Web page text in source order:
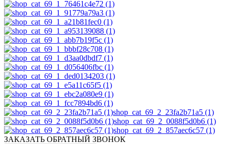
shop_cat_69_2_23fa2b71a5 (1)
shop_cat_69_2_0088f5d0b6 (1)
shop_cat_69_2_857aec6c57 (1)
ЗАКАЗАТЬ ОБРАТНЫЙ ЗВОНОК